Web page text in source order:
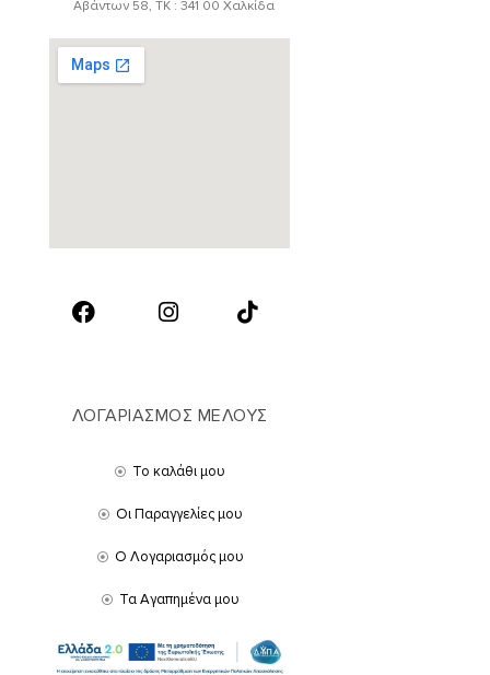
Αβάντων 58, ΤΚ : 341 00 Χαλκίδα
ΛΟΓΑΡΙΑΣΜΟΣ ΜΕΛΟΥΣ
Το καλάθι μου
Οι Παραγγελίες μου
Ο Λογαριασμός μου
Τα Αγαπημένα μου